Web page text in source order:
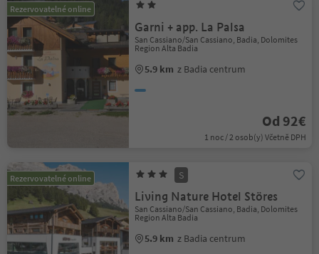
Rezervovatelné online
Garni + app. La Palsa
San Cassiano/San Cassiano, Badia, Dolomites
Region Alta Badia
5.9 km z Badia centrum
Od 92€
1 noc / 2 osob(y) Včetně DPH
Rezervovatelné online S
Living Nature Hotel Störes
San Cassiano/San Cassiano, Badia, Dolomites
Region Alta Badia
5.9 km z Badia centrum